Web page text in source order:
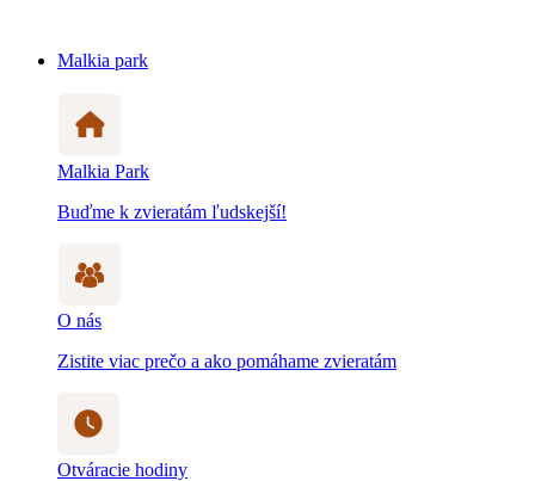
Malkia park
Malkia Park
Buďme k zvieratám ľudskejší!
O nás
Zistite viac prečo a ako pomáhame zvieratám
Otváracie hodiny